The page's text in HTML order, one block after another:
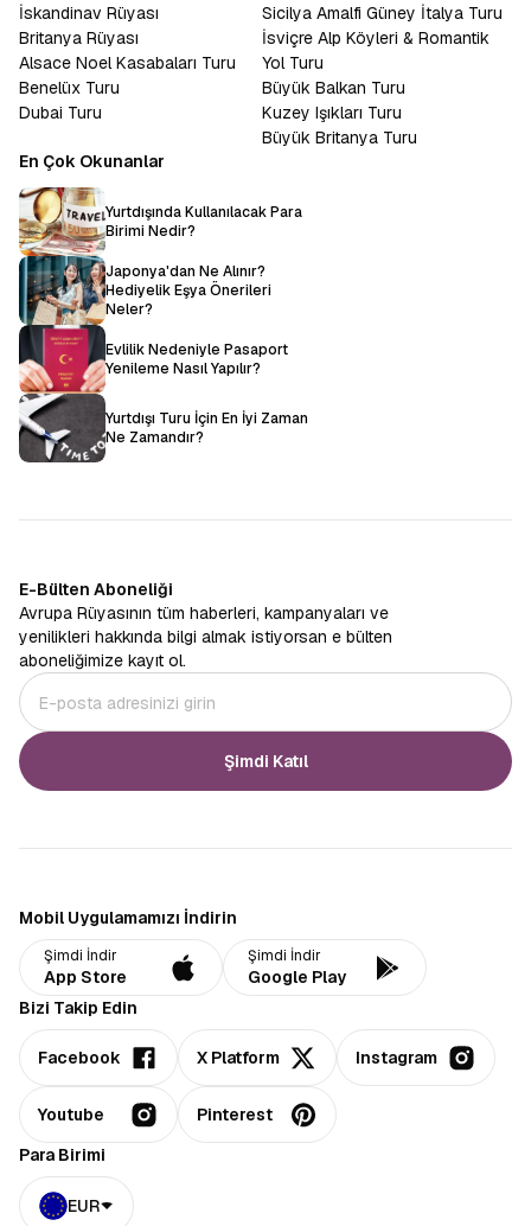
İskandinav Rüyası
Britanya Rüyası
Alsace Noel Kasabaları Turu
Benelüx Turu
Dubai Turu
Sicilya Amalfi Güney İtalya Turu
İsviçre Alp Köyleri & Romantik
Yol Turu
Büyük Balkan Turu
Kuzey Işıkları Turu
Büyük Britanya Turu
En Çok Okunanlar
Yurtdışında Kullanılacak Para
Birimi Nedir?
Japonya'dan Ne Alınır?
Hediyelik Eşya Önerileri
Neler?
Evlilik Nedeniyle Pasaport
Yenileme Nasıl Yapılır?
Yurtdışı Turu İçin En İyi Zaman
Ne Zamandır?
E-Bülten Aboneliği
Avrupa Rüyasının tüm haberleri, kampanyaları ve
yenilikleri hakkında bilgi almak istiyorsan e bülten
aboneliğimize kayıt ol.
Şimdi Katıl
Mobil Uygulamamızı İndirin
Şimdi İndir
App Store
Şimdi İndir
Google Play
Bizi Takip Edin
Facebook X Platform Instagram
Youtube
Pinterest
Para Birimi
EUR